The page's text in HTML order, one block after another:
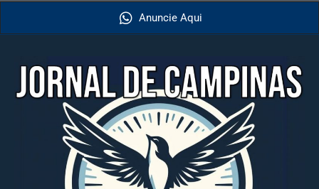
Anuncie Aqui